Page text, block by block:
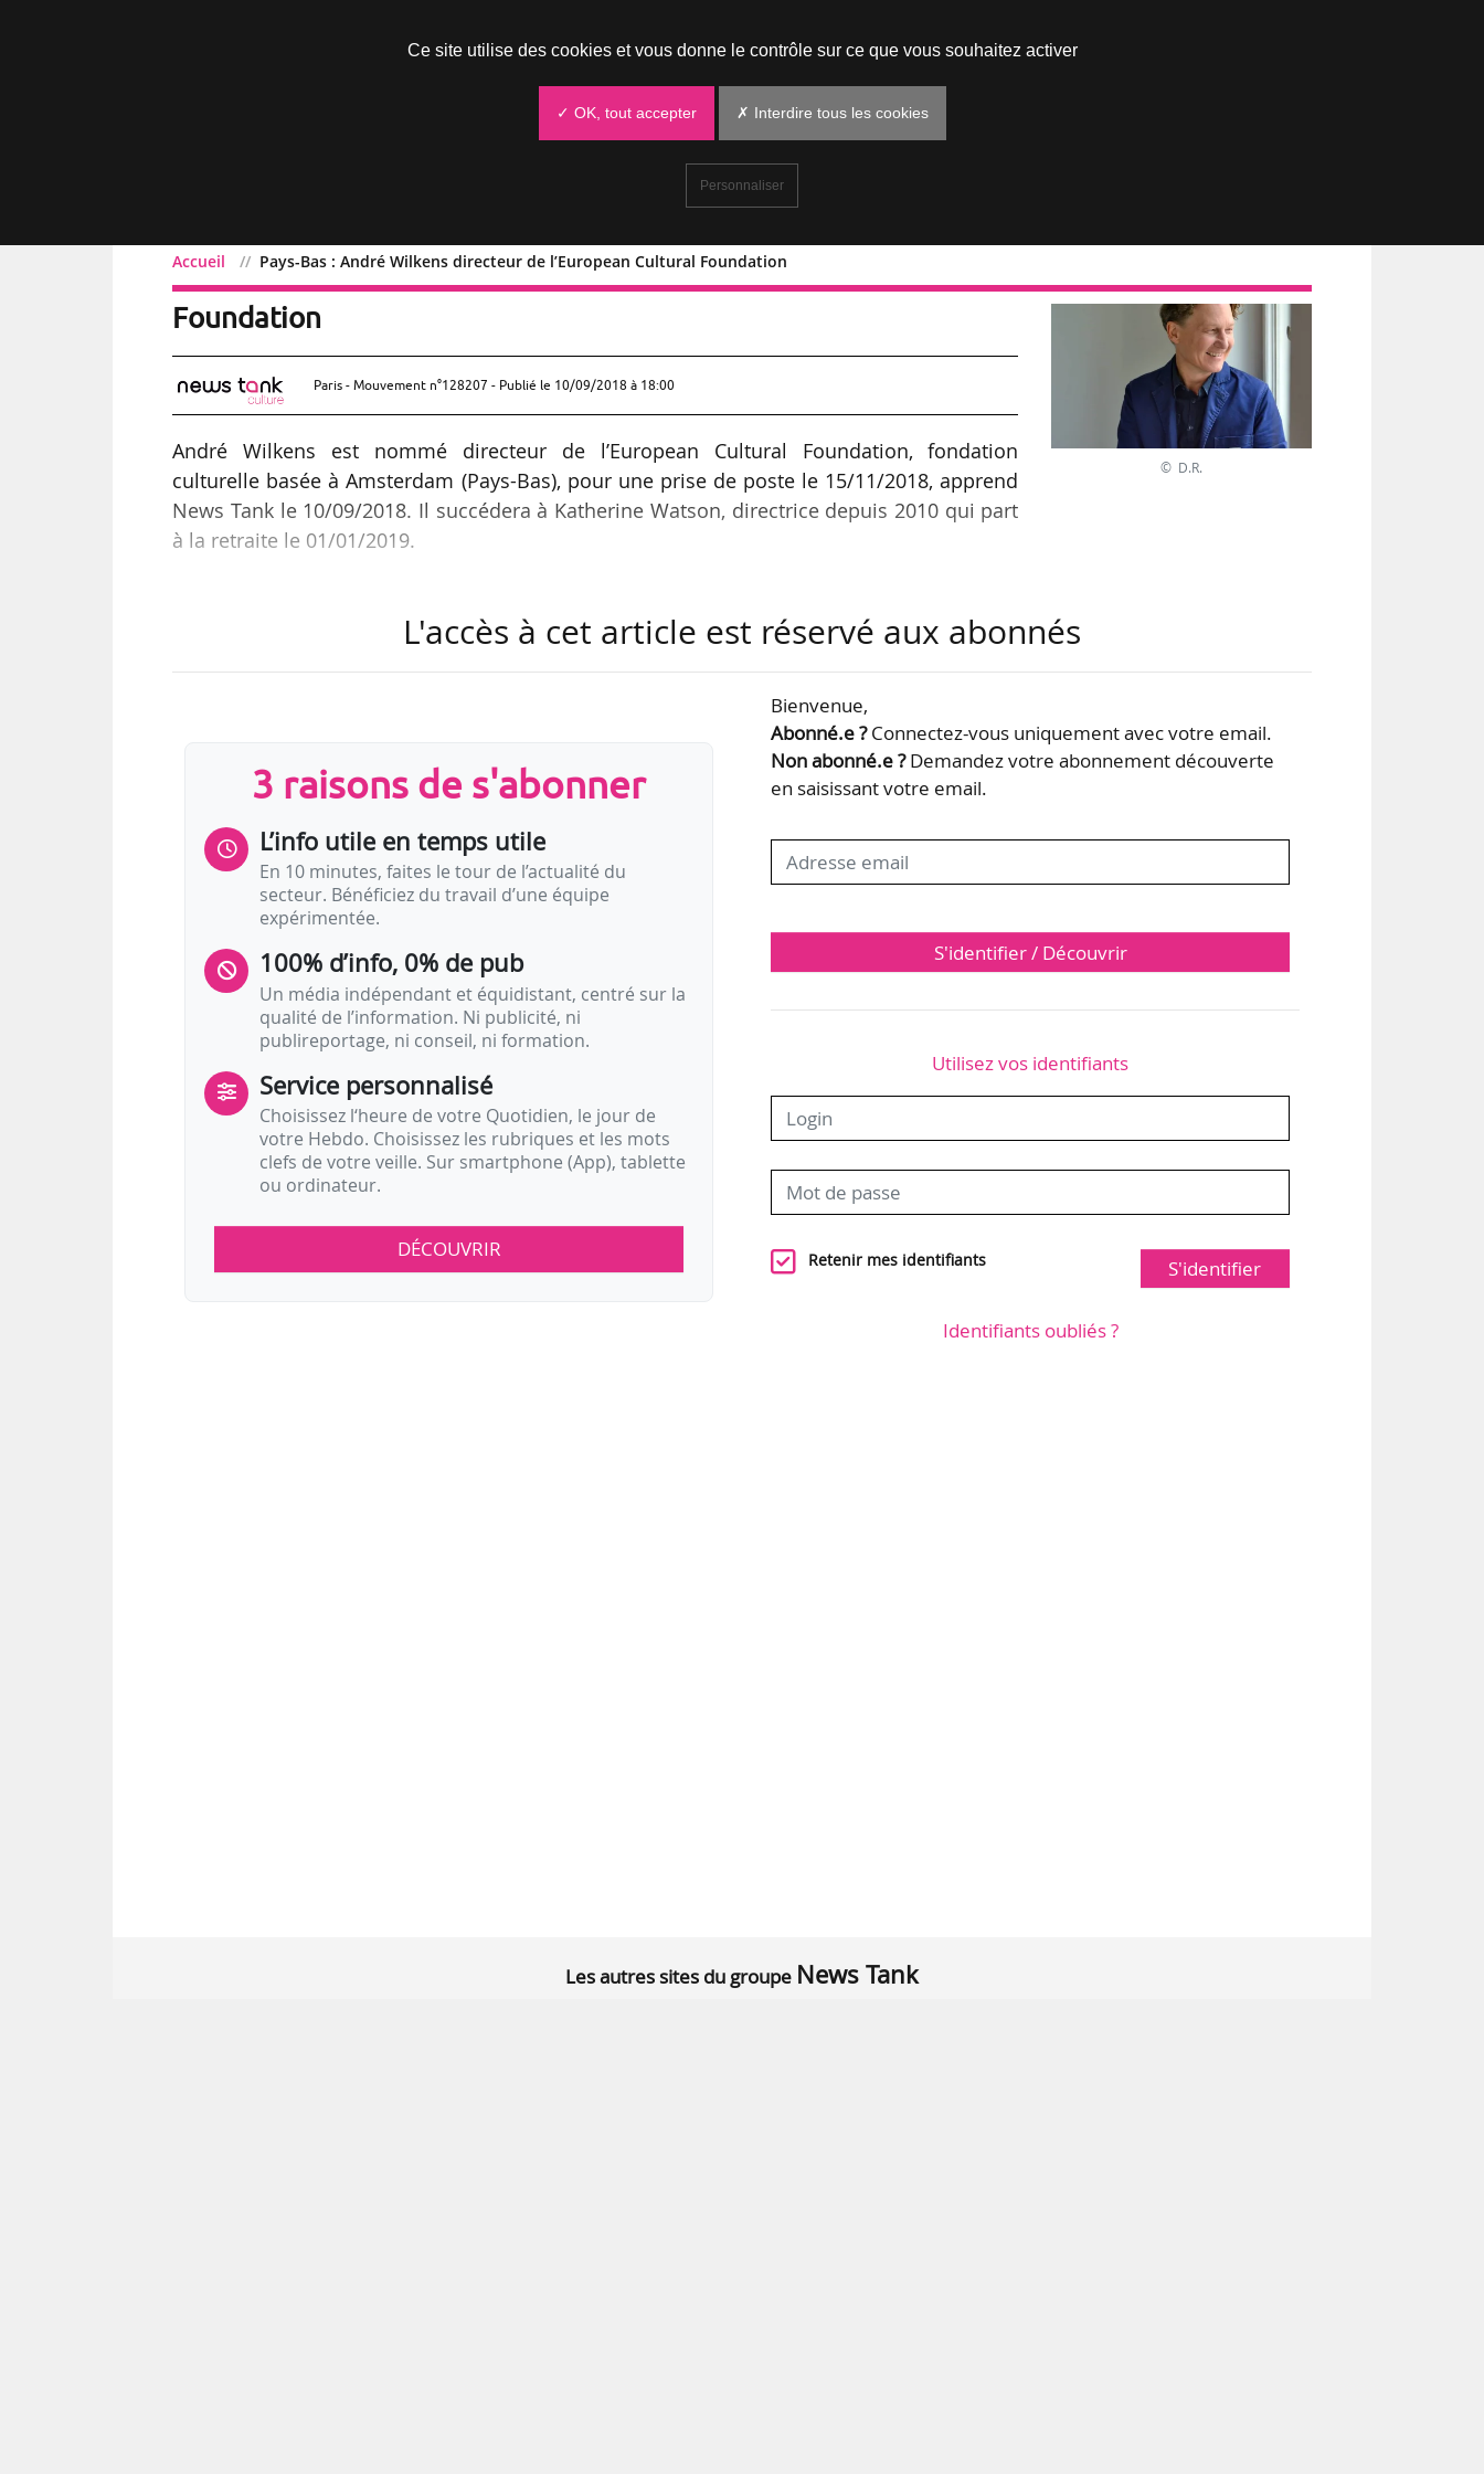
Accueil Pays-Bas : André Wilkens directeur de l’European Cultural Foundation
Pays-Bas : André Wilkens directeur de l’European Cultural
Foundation
Paris - Mouvement n°128207 - Publié le 10/09/2018 à 18:00
André Wilkens est nommé directeur de l’European Cultural Foundation, fondation
culturelle basée à Amsterdam (Pays-Bas), pour une prise de poste le 15/11/2018, apprend
News Tank le 10/09/2018. Il succédera à Katherine Watson, directrice depuis 2010 qui part
à la retraite le 01/01/2019.
(Bruxelles) de 2003 à 2009 et du centre de projets Stiftung Mercator (Berlin) de 2009 à
© D.R.
L'accès à cet article est réservé aux abonnés
3 raisons de s'abonner
L’info utile en temps utile
En 10 minutes, faites le tour de l’actualité du
secteur. Bénéficiez du travail d’une équipe
expérimentée.
100% d’info, 0% de pub
Un média indépendant et équidistant, centré sur la
qualité de l’information. Ni publicité, ni
publireportage, ni conseil, ni formation.
Service personnalisé
Choisissez l‘heure de votre Quotidien, le jour de
votre Hebdo. Choisissez les rubriques et les mots
clefs de votre veille. Sur smartphone (App), tablette
ou ordinateur.
DÉCOUVRIR
Bienvenue,
Abonné.e ?Connectez-vous uniquement avec votre email.
Non abonné.e ?Demandez votre abonnement découverte
en saisissant votre email.
S'identifier / Découvrir
Utilisez vos identifiants
Retenir mes identifiants S'identifier
Identifiants oubliés ?
Les autres sites du groupe News Tank
Ce site utilise des cookies et vous donne le contrôle sur ce que vous souhaitez activer
✓ OK, tout accepter ✗ Interdire tous les cookies
Personnaliser